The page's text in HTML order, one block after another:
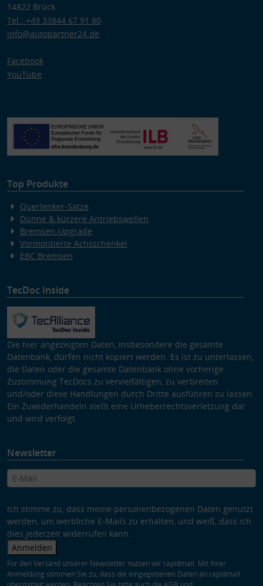
14822 Brück
Tel.: +49 33844 67 91 80
info@autopartner24.de
Facebook
YouTube
Top Produkte
Querlenker-Sätze
Dünne & kürzere Antriebswellen
Bremsen-Upgrade
Vormontierte Achsschenkel
EBC Bremsen
TecDoc Inside
Die hier angezeigten Daten, insbesondere die gesamte
Datenbank, dürfen nicht kopiert werden. Es ist zu unterlassen,
die Daten oder die gesamte Datenbank ohne vorherige
Zustimmung TecDocs zu vervielfältigen, zu verbreiten
und/oder diese Handlungen durch Dritte ausführen zu lassen.
Ein Zuwiderhandeln stellt eine Urheberrechtsverletzung dar
und wird verfolgt.
Newsletter
Ich stimme zu, dass meine personenbezogenen Daten genutzt
werden, um werbliche E-Mails zu erhalten, und weiß, dass ich
dies jederzeit widerrufen kann.
Anmelden
Für den Versand unserer Newsletter nutzen wir rapidmail. Mit Ihrer
Anmeldung stimmen Sie zu, dass die eingegebenen Daten an rapidmail